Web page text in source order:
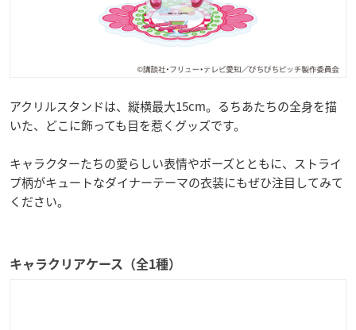
アクリルスタンドは、縦横最大15cm。るちあたちの全身を描
いた、どこに飾っても目を惹くグッズです。
キャラクターたちの愛らしい表情やポーズとともに、ストライ
プ柄がキュートなダイナーテーマの衣装にもぜひ注目してみて
ください。
キャラクリアケース（全1種）